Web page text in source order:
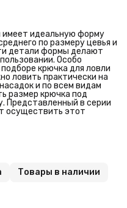
имеет идеальную форму
по размеру цевья и
детали формы делают
Особо
крючка для ловли
ловить практически на
и по всем видам
размер крючка под
Представленный в серии
осуществить этот
Товары в наличии